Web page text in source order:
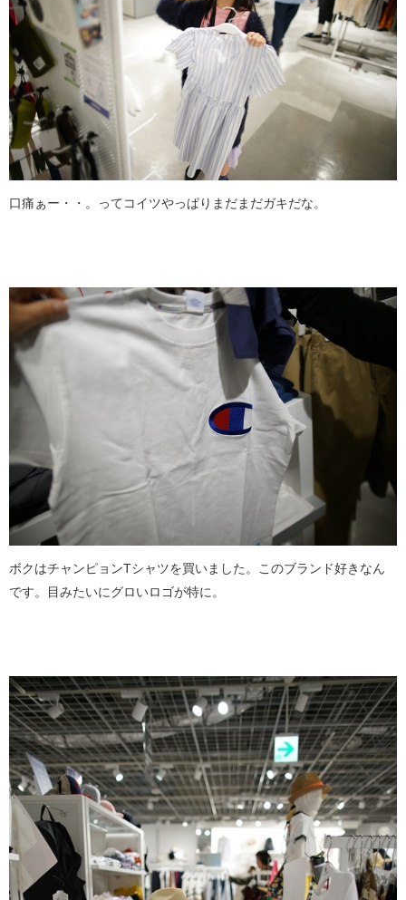
口痛ぁー・・。ってコイツやっぱりまだまだガキだな。
ボクはチャンピョンTシャツを買いました。このブランド好きなん
です。目みたいにグロいロゴが特に。